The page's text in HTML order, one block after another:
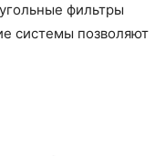
фильтры
системы позволяют